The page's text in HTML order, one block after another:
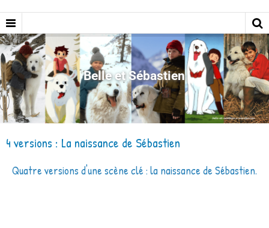
Belle et Sébastien
4 versions : La naissance de Sébastien
Quatre versions d'une scène clé : la naissance de Sébastien.